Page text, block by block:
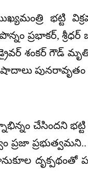
భట్టి
ప్రభాకర్,
శంకర్ గౌడ్
చేసిందని
ప్రజా